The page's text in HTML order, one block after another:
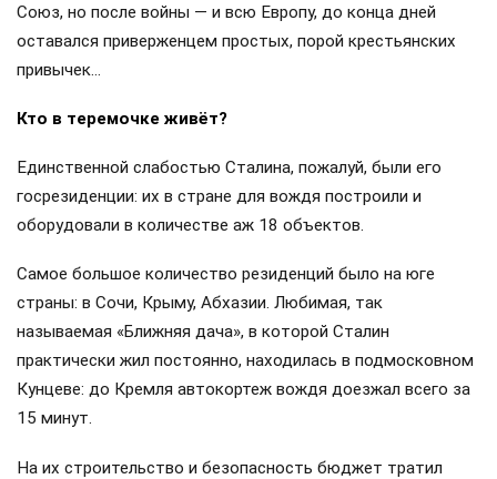
Союз, но после войны — и всю Европу, до конца дней
оставался приверженцем простых, порой крестьянских
привычек…
Кто в теремочке живёт?
Единственной слабостью Сталина, пожалуй, были его
госрезиденции: их в стране для вождя построили и
оборудовали в количестве аж 18 объектов.
Самое большое количество резиденций было на юге
страны: в Сочи, Крыму, Абхазии. Любимая, так
называемая «Ближняя дача», в которой Сталин
практически жил постоянно, находилась в подмосковном
Кунцеве: до Кремля автокортеж вождя доезжал всего за
15 минут.
На их строительство и безопасность бюджет тратил